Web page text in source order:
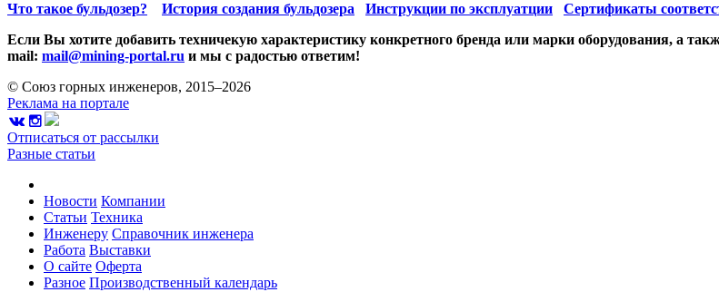
Что такое бульдозер?
История создания бульдозера Инструкции по эксплуатции
Сертификаты
Если Вы хотите добавить техничекую характеристику конкретного бренда или марки оборудования, а
mail: mail@mining-portal.ru и мы с радостью ответим!
© Союз горных инженеров, 2015–2026
Реклама на портале
Отписаться от рассылки
Разные статьи
Новости Компании
Статьи Техника
Инженеру Справочник инженера
Работа Выставки
О сайте Оферта
Разное Производственный календарь